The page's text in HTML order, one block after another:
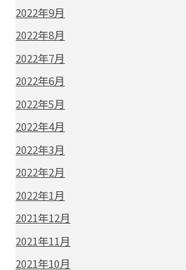
2022年9月
2022年8月
2022年7月
2022年6月
2022年5月
2022年4月
2022年3月
2022年2月
2022年1月
2021年12月
2021年11月
2021年10月